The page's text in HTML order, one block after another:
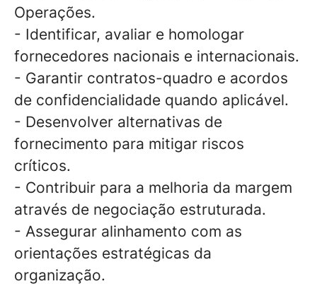
Operações.
- Identificar, avaliar e homologar
fornecedores nacionais e internacionais.
- Garantir contratos-quadro e acordos
de confidencialidade quando aplicável.
- Desenvolver alternativas de
fornecimento para mitigar riscos
críticos.
- Contribuir para a melhoria da margem
através de negociação estruturada.
- Assegurar alinhamento com as
orientações estratégicas da
organização.